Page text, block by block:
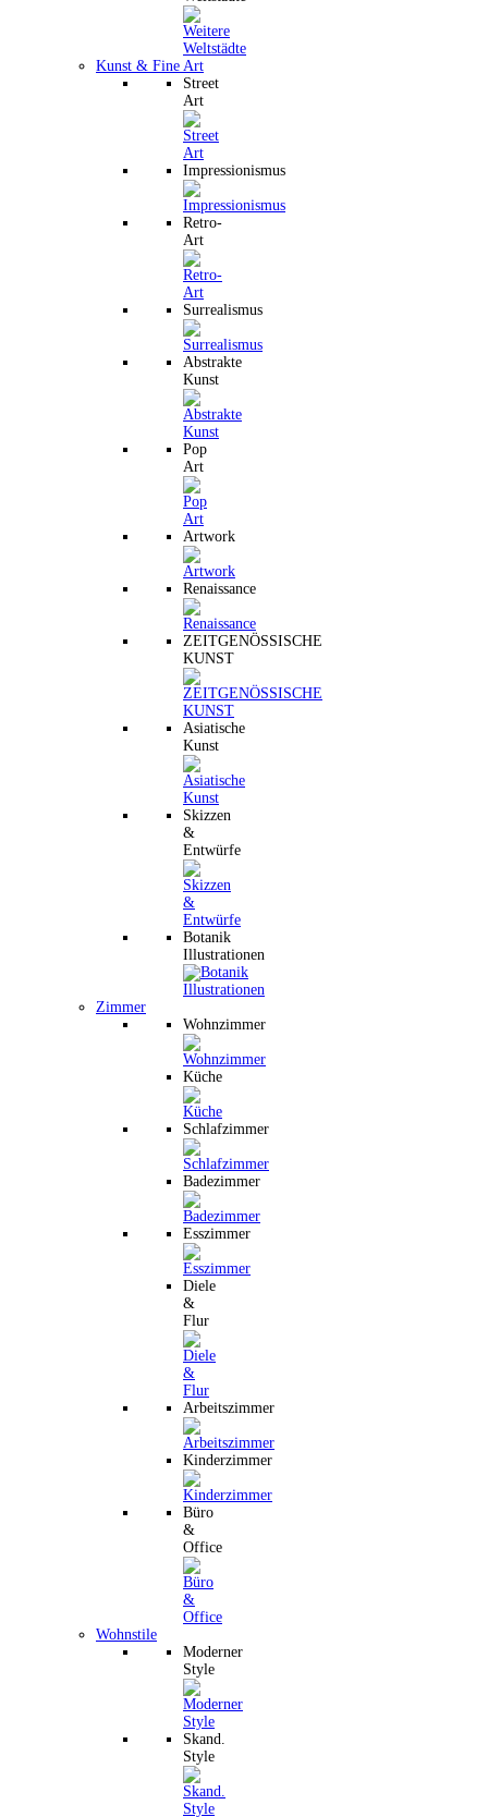
Kunst & Fine Art
Street
Art
Impressionismus
Retro-
Art
Surrealismus
Abstrakte
Kunst
Pop
Art
Artwork
Renaissance
ZEITGENÖSSISCHE
KUNST
Asiatische
Kunst
Skizzen
&
Entwürfe
Botanik
Illustrationen
Zimmer
Wohnzimmer
Küche
Schlafzimmer
Badezimmer
Esszimmer
Diele
&
Flur
Arbeitszimmer
Kinderzimmer
Büro
&
Office
Wohnstile
Moderner
Style
Skand.
Style